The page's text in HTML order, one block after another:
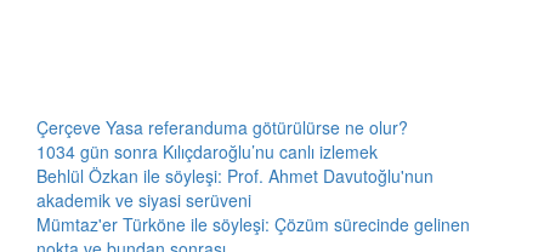
Çerçeve Yasa referanduma götürülürse ne olur?
1034 gün sonra Kılıçdaroğlu’nu canlı izlemek
Behlül Özkan ile söyleşi: Prof. Ahmet Davutoğlu'nun
akademik ve siyasi serüveni
Mümtaz'er Türköne ile söyleşi: Çözüm sürecinde gelinen